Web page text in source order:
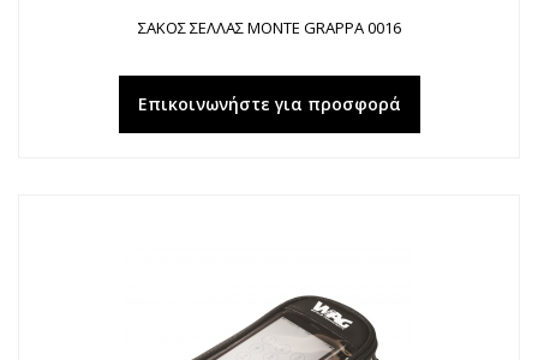
ΣΑΚΟΣ ΣΕΛΛΑΣ MONTE GRAPPA 0016
Επικοινωνήστε για προσφορά